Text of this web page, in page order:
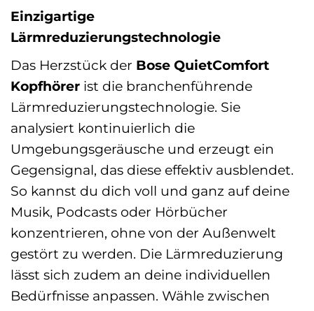
Einzigartige
Lärmreduzierungstechnologie
Das Herzstück der Bose QuietComfort
Kopfhörer ist die branchenführende
Lärmreduzierungstechnologie. Sie
analysiert kontinuierlich die
Umgebungsgeräusche und erzeugt ein
Gegensignal, das diese effektiv ausblendet.
So kannst du dich voll und ganz auf deine
Musik, Podcasts oder Hörbücher
konzentrieren, ohne von der Außenwelt
gestört zu werden. Die Lärmreduzierung
lässt sich zudem an deine individuellen
Bedürfnisse anpassen. Wähle zwischen